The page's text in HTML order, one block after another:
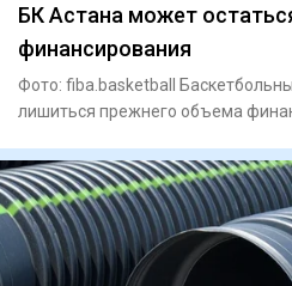
БК Астана может
финансирования
Фото: fiba.basketball
лишиться прежнего объема